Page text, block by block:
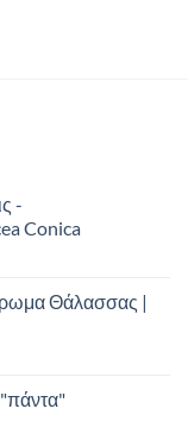
-
Conica
Θάλασσας |
"πάντα"